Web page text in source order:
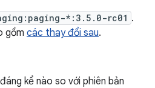
*:3.5.0-rc01 .
gồm các thay đổi sau.
kể nào so với phiên bản